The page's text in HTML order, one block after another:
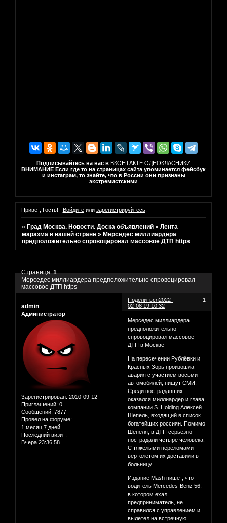
Подписывайтесь на нас в ВКОНТАКТЕ ОДНОКЛАСНИКИ
ВНИМАНИЕ Если где то на страницах сайта упоминается фейсбук
и инстаграм, то знайте, что в России они признаны
экстремистскими
Привет, Гость! Войдитеили зарегистрируйтесь.
» Град Москва. Новости. Доска объявлений »Лента
маразма в нашей стране » Мерседес миллиардера
предположительно спровоцировал массовое ДТП https
Мерседес миллиардера предположительно спровоцировал
массовое ДТП https
Страница:1
Поделиться 1
2022-
02-08 19:10:32
admin
Администратор
Зарегистрирован: 2010-09-12
Приглашений: 0
Сообщений: 7877
Провел на форуме:
1 месяц 7 дней
Последний визит:
Вчера 23:36:58
Мерседес миллиардера
предположительно
спровоцировал массовое
ДТП в Москве
На пересечении Рублёвки и
Красных Зорь произошла
авария с участием восьми
автомобилей, пишут СМИ.
Среди пострадавших
оказался миллиардер и глава
компании S. Holding Алексей
Шепель, входящий в список
богатейших россиян. Помимо
Шепеля, в ДТП серьезно
пострадали четыре человека.
С тяжелыми переломами
вертолетом их доставили в
больницу.
Издание Mash пишет, что
водитель Mercedes-Benz 56,
в котором ехал
предприниматель, не
справился с управлением и
вылетел на встречную